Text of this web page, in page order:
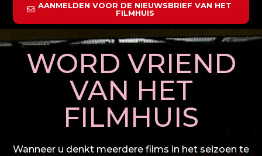
AANMELDEN VOOR DE NIEUWSBRIEF VAN HET
FILMHUIS
WORD VRIEND
VAN HET
FILMHUIS
Wanneer u denkt meerdere films in het seizoen te